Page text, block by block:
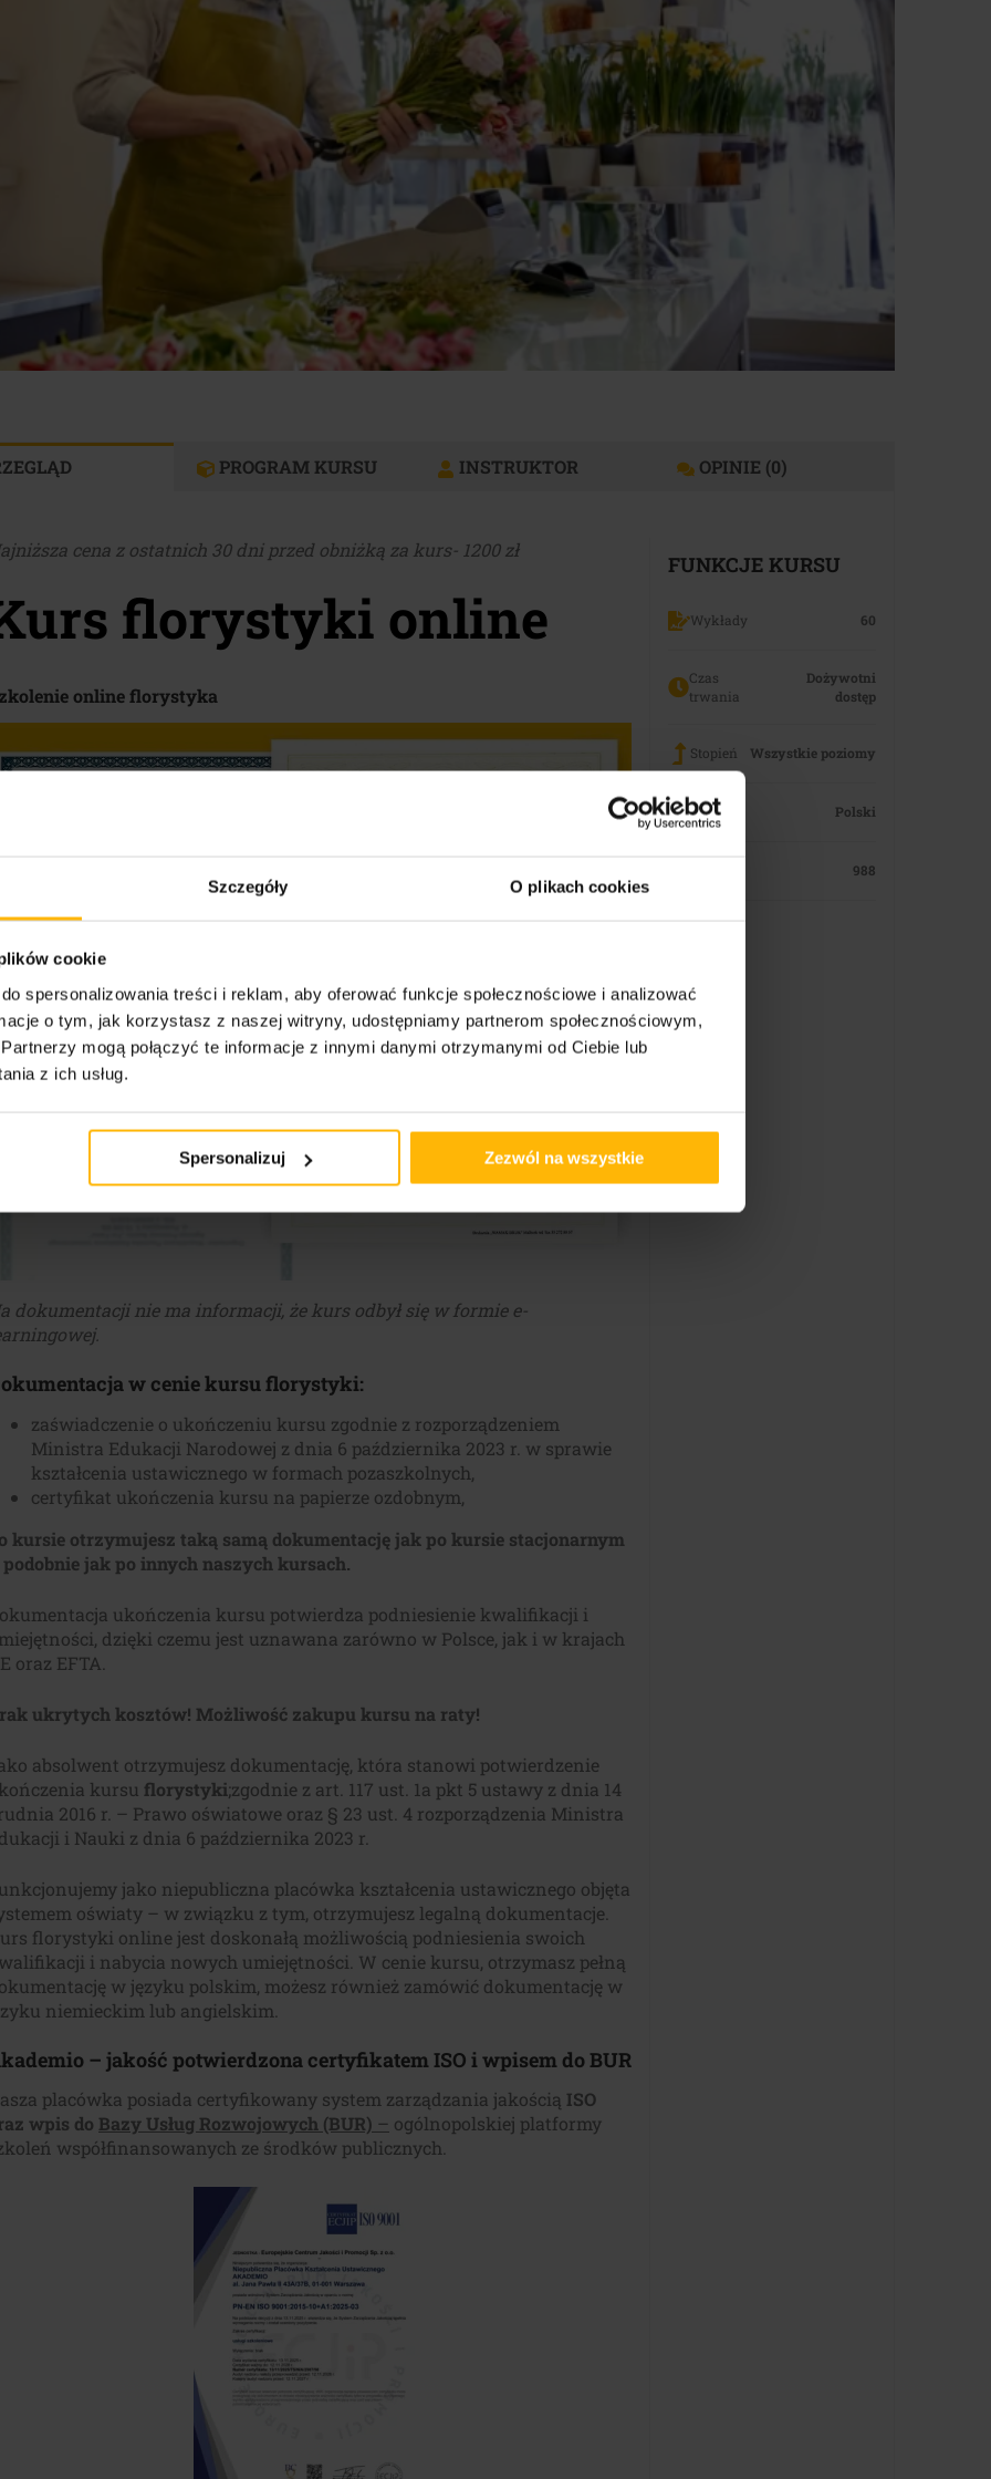
Szczegóły O plikach cookies
cookie
spersonalizowania treści i reklam, aby oferować funkcje społecznościowe i analizować
o tym, jak korzystasz z naszej witryny, udostępniamy partnerom społecznościowym,
mogą połączyć te informacje z innymi danymi otrzymanymi od Ciebie lub
z ich usług.
Spersonalizuj Zezwól na wszystkie
PROGRAM KURSU INSTRUKTOR OPINIE (0)
cena z ostatnich 30 dni przed obniżką za kurs- 1200 zł
florystyki online
online florystyka
dokumentacji nie ma informacji, że kurs odbył się w formie e-
w cenie kursuflorystyki:
zaświadczenie o ukończeniu kursu zgodnie z rozporządzeniem
Ministra Edukacji Narodowej z dnia 6 października 2023 r. w sprawie
kształcenia ustawicznego w formach pozaszkolnych,
certyfikat ukończenia kursu na papierze ozdobnym,
kursie otrzymujesz taką samą dokumentację jak po kursie stacjonarnym
jak po innych naszych kursach.
ukończenia kursu potwierdza podniesienie kwalifikacji i
dzięki czemu jest uznawana zarówno w Polsce, jak i w krajach
oraz EFTA.
ukrytych kosztów! Możliwość zakupu kursu na raty!
absolwent otrzymujesz dokumentację, która stanowi potwierdzenie
kursu florystyki;zgodnie z art. 117 ust. 1a pkt 5 ustawy z dnia 14
2016 r. – Prawo oświatowe oraz § 23 ust. 4 rozporządzenia Ministra
i Nauki z dnia 6 października 2023 r.
jako niepubliczna placówka kształcenia ustawicznego objęta
oświaty – w związku z tym, otrzymujesz legalną dokumentacje.
florystyki online jest doskonałą możliwością podniesienia swoich
i nabycia nowych umiejętności. W cenie kursu, otrzymasz pełną
w języku polskim, możesz również zamówić dokumentację w
niemieckim lub angielskim.
– jakość potwierdzona certyfikatem ISO i wpisem do BUR
placówka posiada certyfikowany system zarządzania jakością ISO
wpis do Bazy Usług Rozwojowych (BUR) – ogólnopolskiej platformy
współfinansowanych ze środków publicznych.
FUNKCJE KURSU
Wykłady 60
Czas
trwania
Dożywotni
dostęp
Stopień Wszystkie poziomy
Język Polski
988